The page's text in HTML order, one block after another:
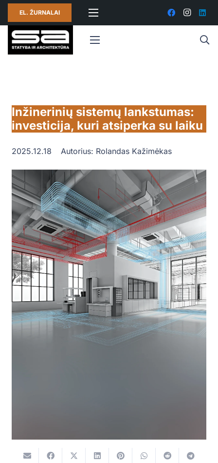
EL. ŽURNALAI
Inžinerinių sistemų lankstumas:
investicija, kuri atsiperka su laiku
2025.12.18 Autorius: Rolandas Kažimėkas